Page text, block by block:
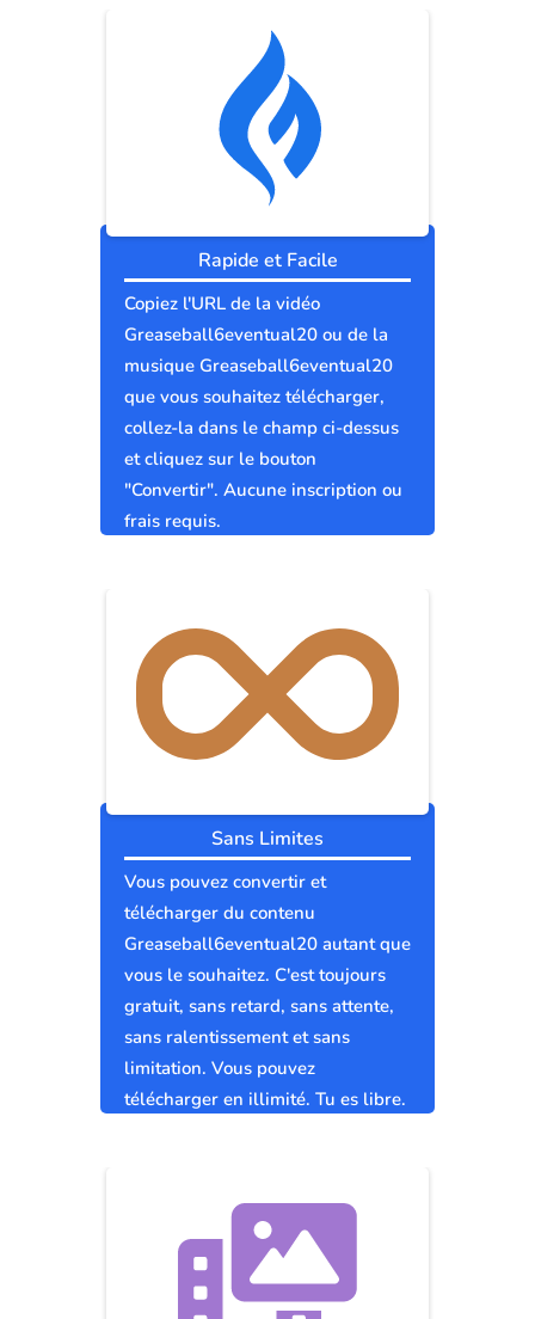
Rapide et Facile
Copiez l'URL de la vidéo
Greaseball6eventual20 ou de la
musique Greaseball6eventual20
que vous souhaitez télécharger,
collez-la dans le champ ci-dessus
et cliquez sur le bouton
"Convertir". Aucune inscription ou
frais requis.
Sans Limites
Vous pouvez convertir et
télécharger du contenu
Greaseball6eventual20 autant que
vous le souhaitez. C'est toujours
gratuit, sans retard, sans attente,
sans ralentissement et sans
limitation. Vous pouvez
télécharger en illimité. Tu es libre.